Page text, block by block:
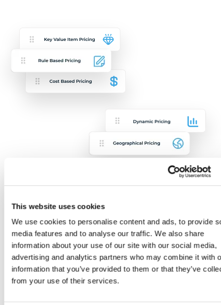
This website uses cookies
We use cookies to personalise content and ads, to provide
media features and to analyse our traffic. We also share
information about your use of our site with our social media,
advertising and analytics partners who may combine it with
information that you’ve provided to them or that they’ve
from your use of their services.
Kombinera med andra
strategier
Innan man beslutar om den optimala
prissättningsstrategin måste prisbestämmande